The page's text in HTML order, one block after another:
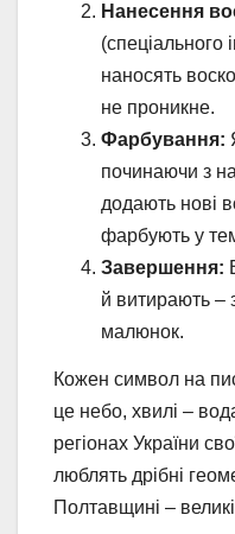
Нанесення
(спеціального
наносять
не проникне.
Фарбування:
починаючи з
додають нові
фарбують у
Завершення:
й витирають –
малюнок.
Кожен символ на
це небо, хвилі –
регіонах України
люблять дрібні
Полтавщині – великі